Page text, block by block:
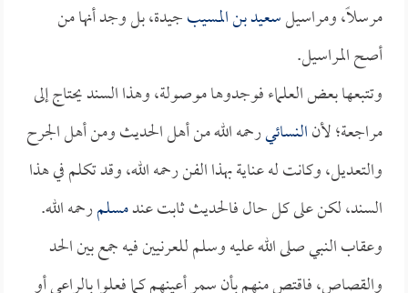
مرسلاً، ومراسيلسعيد بن المسيبجيدة، بل وجد أنها من
أصح المراسيل.
وتتبعها بعض العلماء فوجدوها موصولة، وهذا السند يحتاج إلى
مراجعة؛ لأنالنسائيرحمه الله من أهل الحديث ومن أهل الجرح
والتعديل، وكانت له عناية بهذا الفن رحمه الله، وقد تكلم في هذا
السند، لكن على كل حال فالحديث ثابت عندمسلمرحمه الله.
وعقاب النبي صلى الله عليه وسلم للعرنيين فيه جمع بين الحد